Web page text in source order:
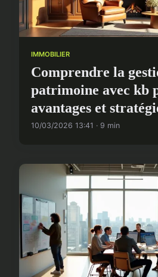
IMMOBILIER
Comprendre la
patrimoine avec kb
avantages et
10/03/2026 13:41 · 9 min